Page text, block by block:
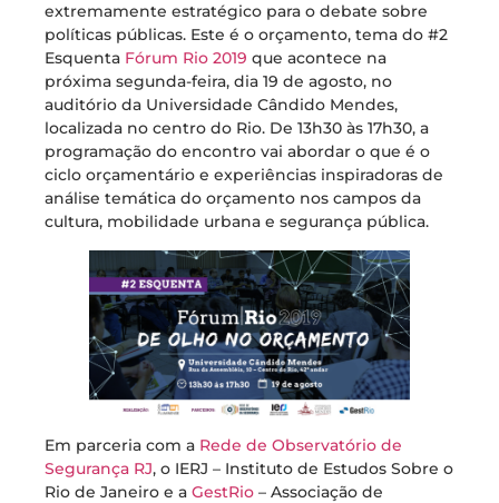
extremamente estratégico para o debate sobre
políticas públicas. Este é o orçamento, tema do #2
Esquenta Fórum Rio 2019 que acontece na
próxima segunda-feira, dia 19 de agosto, no
auditório da Universidade Cândido Mendes,
localizada no centro do Rio. De 13h30 às 17h30, a
programação do encontro vai abordar o que é o
ciclo orçamentário e experiências inspiradoras de
análise temática do orçamento nos campos da
cultura, mobilidade urbana e segurança pública.
Em parceria com a Rede de Observatório de
Segurança RJ, o IERJ – Instituto de Estudos Sobre o
Rio de Janeiro e a GestRio – Associação de